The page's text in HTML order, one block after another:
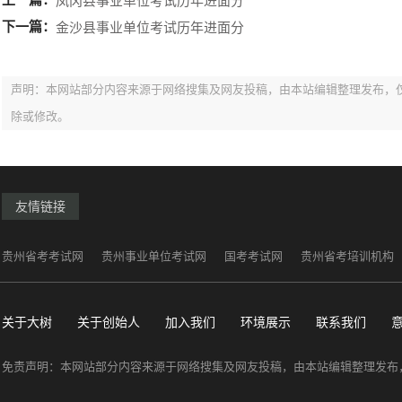
下一篇： 金沙县事业单位考试历年进面分
声明：本网站部分内容来源于网络搜集及网友投稿，由本站编辑整理发布
除或修改。
友情链接
贵州省考考试网 贵州事业单位考试网 国考考试网 贵州省考培训机构
关于大树 关于创始人 加入我们 环境展示 联系我们
免责声明：本网站部分内容来源于网络搜集及网友投稿，由本站编辑整理发